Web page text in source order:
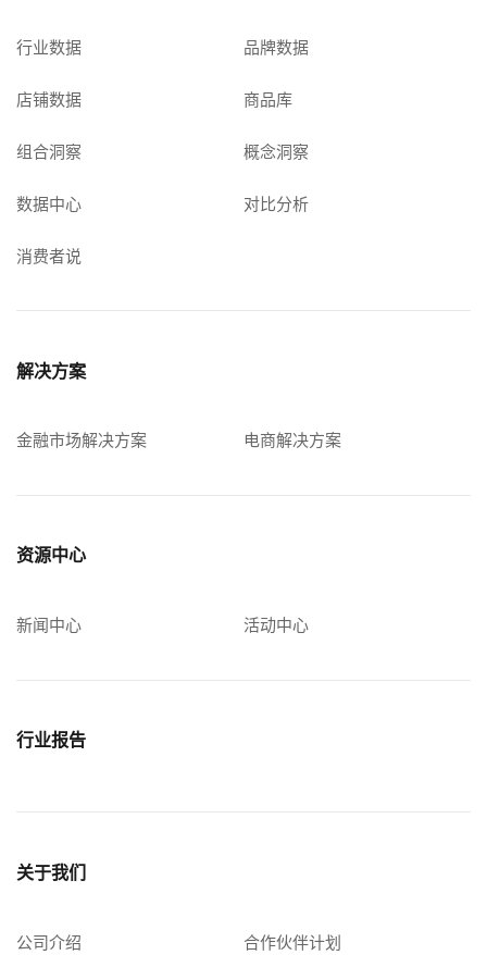
行业数据 品牌数据
店铺数据 商品库
组合洞察 概念洞察
数据中心 对比分析
消费者说
解决方案
金融市场解决方案 电商解决方案
资源中心
新闻中心 活动中心
行业报告
关于我们
公司介绍 合作伙伴计划